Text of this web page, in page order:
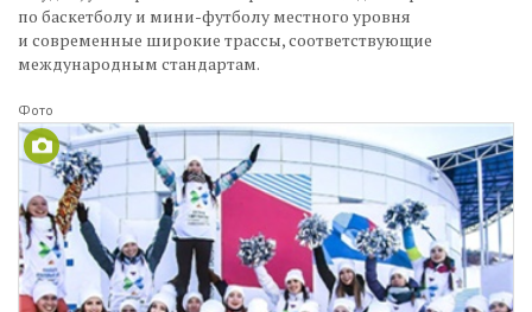
по баскетболу и мини-футболу местного уровня
и современные широкие трассы, соответствующие
международным стандартам.
Фото